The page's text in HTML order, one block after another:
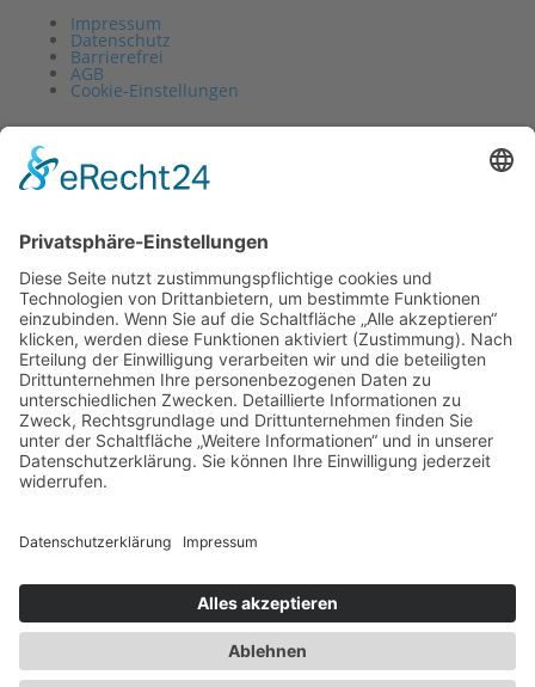
Impressum
Datenschutz
Barrierefrei
AGB
Cookie-Einstellungen
Vertrag widerrufen
Impressum
Datenschutz
Barrierefrei
AGB
Cookie-Einstellungen
0